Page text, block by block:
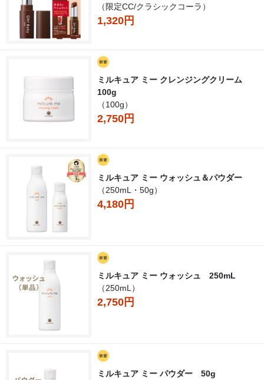
（限定CC/クラシックコーラ）
1,320円
ミルキュア ミー クレンジングクリーム
100g
（100g）
2,750円
ミルキュア ミー ウォッシュ＆パウダー
（250mL・50g）
4,180円
ミルキュア ミー ウォッシュ 250mL
（250mL）
2,750円
ミルキュア ミー パウダー 50g